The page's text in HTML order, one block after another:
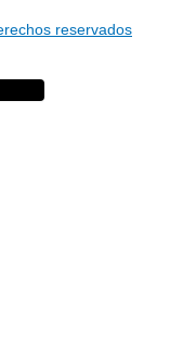
reservados